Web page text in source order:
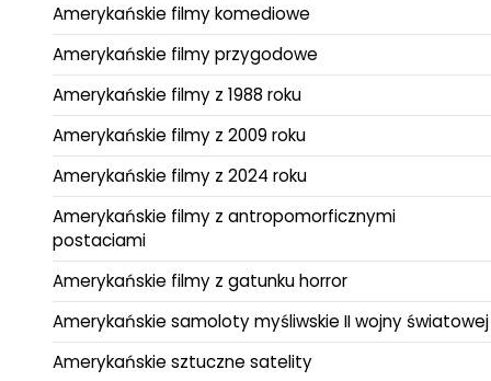
Amerykańskie filmy komediowe
Amerykańskie filmy przygodowe
Amerykańskie filmy z 1988 roku
Amerykańskie filmy z 2009 roku
Amerykańskie filmy z 2024 roku
Amerykańskie filmy z antropomorficznymi
postaciami
Amerykańskie filmy z gatunku horror
Amerykańskie samoloty myśliwskie II wojny światowej
Amerykańskie sztuczne satelity